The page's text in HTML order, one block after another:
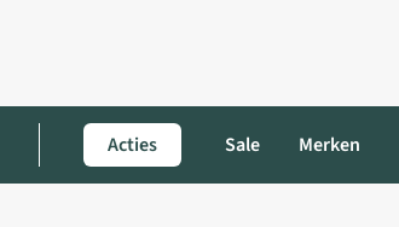
Acties Sale Merken